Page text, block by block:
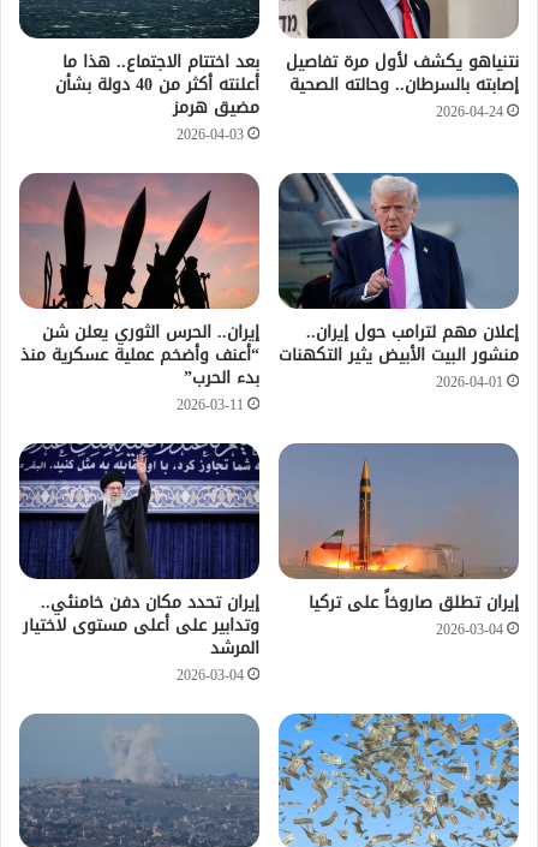
نتنياهو يكشف لأول مرة تفاصيل
إصابته بالسرطان.. وحالته الصحية
2026-04-24
بعد اختتام الاجتماع.. هذا ما
أعلنته أكثر من 40 دولة بشأن
مضيق هرمز
2026-04-03
إعلان مهم لترامب حول إيران..
منشور البيت الأبيض يثير التكهنات
2026-04-01
إيران.. الحرس الثوري يعلن شن
“أعنف وأضخم عملية عسكرية منذ
بدء الحرب”
2026-03-11
إيران تطلق صاروخاً على تركيا
2026-03-04
إيران تحدد مكان دفن خامنئي..
وتدابير على أعلى مستوى لاختيار
المرشد
2026-03-04